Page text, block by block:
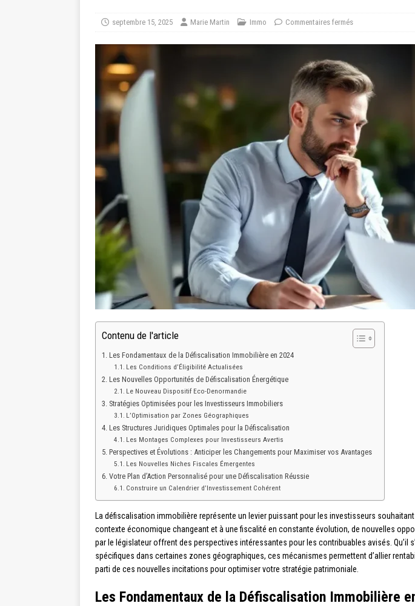
septembre 15, 2025 Marie Martin Immo Commentaires fermés
Contenu de l'article
Les Fondamentaux de la Défiscalisation Immobilière en 2024
Les Conditions d’Éligibilité Actualisées
Les Nouvelles Opportunités de Défiscalisation Énergétique
Le Nouveau Dispositif Eco-Denormandie
Stratégies Optimisées pour les Investisseurs Immobiliers
L’Optimisation par Zones Géographiques
Les Structures Juridiques Optimales pour la Défiscalisation
Les Montages Complexes pour Investisseurs Avertis
Perspectives et Évolutions : Anticiper les Changements pour Maximiser vos Avantages
Les Nouvelles Niches Fiscales Émergentes
Votre Plan d’Action Personnalisé pour une Défiscalisation Réussie
Construire un Calendrier d’Investissement Cohérent
La défiscalisation immobilière représente un levier puissant pour les investisseurs
contexte économique changeant et à une fiscalité en constante évolution, de nouvelles
par le législateur offrent des perspectives intéressantes pour les contribuables avisés.
spécifiques dans certaines zones géographiques, ces mécanismes permettent d’allier
parti de ces nouvelles incitations pour optimiser votre stratégie patrimoniale.
Les Fondamentaux de la Défiscalisation Immobilière